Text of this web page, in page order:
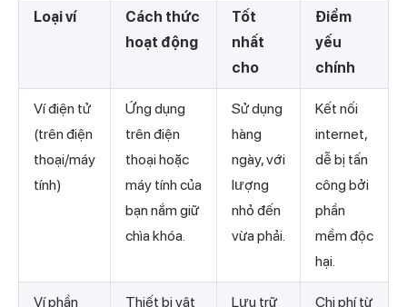
Loại ví
Cách thức
hoạt động
Tốt
nhất
cho
Điểm
yếu
chính
Ví điện tử
(trên điện
thoại/máy
tính)
Ứng dụng
trên điện
thoại hoặc
máy tính của
bạn nắm giữ
chìa khóa.
Sử dụng
hàng
ngày, với
lượng
nhỏ đến
vừa phải.
Kết nối
internet,
dễ bị tấn
công bởi
phần
mềm độc
hại.
Ví phần Thiết bị vật Lưu trữ Chi phí từ